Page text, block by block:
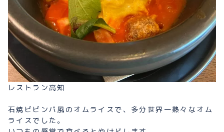
レストラン高知
石焼ビビンパ風のオムライスで、多分世界一熱々なオム
ライスでした。